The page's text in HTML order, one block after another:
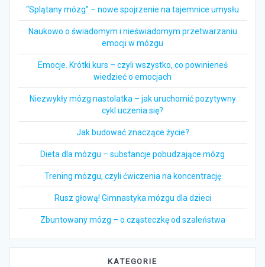
“Splątany mózg” – nowe spojrzenie na tajemnice umysłu
Naukowo o świadomym i nieświadomym przetwarzaniu
emocji w mózgu
Emocje. Krótki kurs – czyli wszystko, co powinieneś
wiedzieć o emocjach
Niezwykły mózg nastolatka – jak uruchomić pozytywny
cykl uczenia się?
Jak budować znaczące życie?
Dieta dla mózgu – substancje pobudzające mózg
Trening mózgu, czyli ćwiczenia na koncentrację
Rusz głową! Gimnastyka mózgu dla dzieci
Zbuntowany mózg – o cząsteczkę od szaleństwa
KATEGORIE